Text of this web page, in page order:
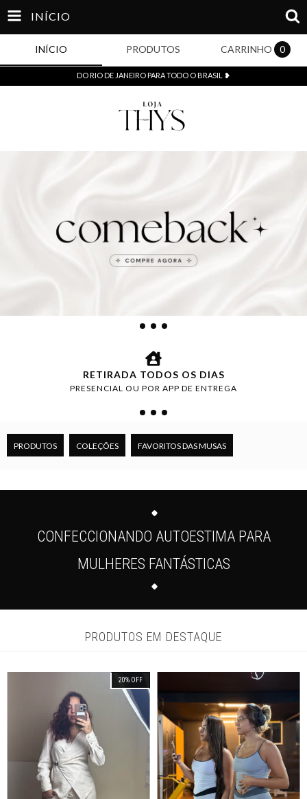
INÍCIO
INÍCIO PRODUTOS CARRINHO 0
DO RIO DE JANEIRO PARA TODO O BRASIL ❥
RETIRADA TODOS OS DIAS
PRESENCIAL OU POR APP DE ENTREGA
PRODUTOS COLEÇÕES FAVORITOS DAS MUSAS
CONFECCIONANDO AUTOESTIMA PARA
MULHERES FANTÁSTICAS
PRODUTOS EM DESTAQUE
20% OFF